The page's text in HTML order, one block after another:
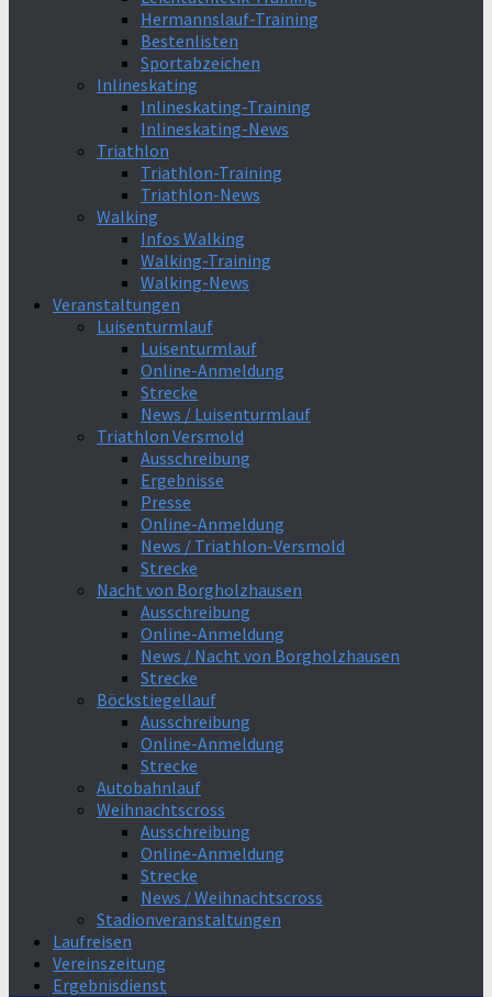
Hermannslauf-Training
Bestenlisten
Sportabzeichen
Inlineskating
Inlineskating-Training
Inlineskating-News
Triathlon
Triathlon-Training
Triathlon-News
Walking
Infos Walking
Walking-Training
Walking-News
Veranstaltungen
Luisenturmlauf
Luisenturmlauf
Online-Anmeldung
Strecke
News / Luisenturmlauf
Triathlon Versmold
Ausschreibung
Ergebnisse
Presse
Online-Anmeldung
News / Triathlon-Versmold
Strecke
Nacht von Borgholzhausen
Ausschreibung
Online-Anmeldung
News / Nacht von Borgholzhausen
Strecke
Böckstiegellauf
Ausschreibung
Online-Anmeldung
Strecke
Autobahnlauf
Weihnachtscross
Ausschreibung
Online-Anmeldung
Strecke
News / Weihnachtscross
Stadionveranstaltungen
Laufreisen
Vereinszeitung
Ergebnisdienst